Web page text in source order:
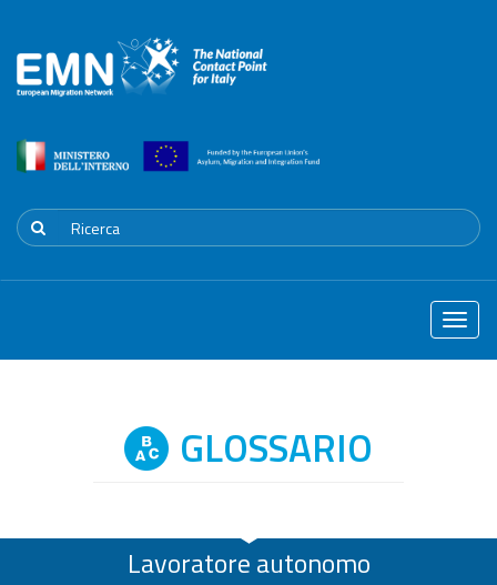
Toggle
GLOSSARIO
Lavoratore autonomo